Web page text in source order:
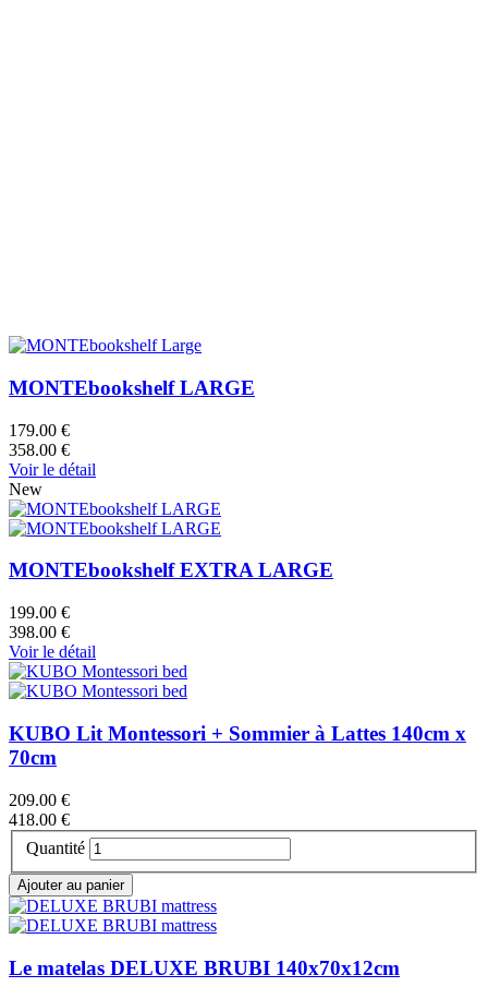
MONTEbookshelf LARGE
179.00 €
358.00 €
Voir le détail
New
MONTEbookshelf EXTRA LARGE
199.00 €
398.00 €
Voir le détail
KUBO Lit Montessori + Sommier à Lattes 140cm x
70cm
209.00 €
418.00 €
Quantité
Le matelas DELUXE BRUBI 140x70x12cm